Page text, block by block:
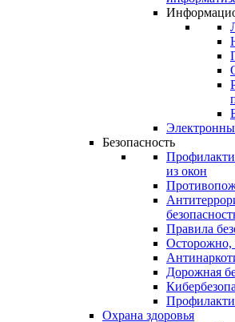
Безопасность
из окон
Правила
Осторожно,
Дорожная
Охрана здоровья